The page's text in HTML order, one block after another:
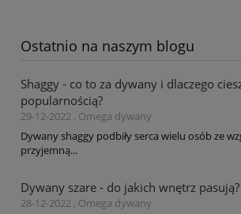
Ostatnio na naszym blogu
Shaggy - co to za dywany i dlaczego
popularnością?
29-12-2022 , Omega dywany
Dywany shaggy podbiły serca wielu osób ze
przyjemną...
Dywany szare - do jakich wnętrz pasują?
28-12-2022 , Omega dywany